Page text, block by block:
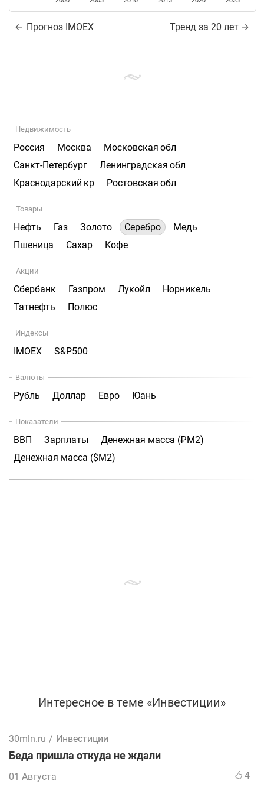
Прогноз IMOEX Тренд за 20 лет
Недвижимость
Россия Москва
Московская обл
Санкт-Петербург
Ленинградская обл
Краснодарский кр
Ростовская обл
Товары
Нефть Газ Золото Серебро
Медь
Пшеница
Сахар Кофе
Акции
Сбербанк Газпром Лукойл
Норникель
Татнефть
Полюс
Индексы
IMOEX S&P500
Валюты
Рубль Доллар Евро Юань
Показатели
ВВП Зарплаты
Денежная масса (₽М2)
Денежная масса ($М2)
Интересное в теме «Инвестиции»
30mln.ru / Инвестиции
Беда пришла откуда не ждали
01 Августа 4